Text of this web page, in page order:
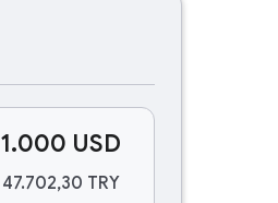
1.000 USD
47.702,30 TRY